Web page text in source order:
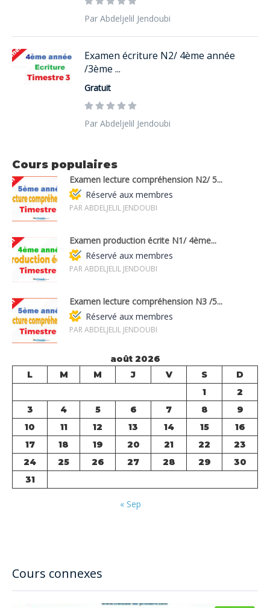
Cours connexes
Par Abdeljelil Jendoubi
Examen écriture N2/ 4ème année
/3ème ...
Gratuit
Par Abdeljelil Jendoubi
Cours populaires
Examen lecture compréhension N2/ 5...
Réservé aux membres
PAR ABDELJELIL JENDOUBI
Examen production écrite N1/ 4ème...
Réservé aux membres
PAR ABDELJELIL JENDOUBI
Examen lecture compréhension N3 /5...
Réservé aux membres
PAR ABDELJELIL JENDOUBI
août 2026
L
M M J V S
D
1
2
3
4 5 6 7 8
9
10
11 12 13 14 15
16
17
18 19 20 21 22
23
24
25 26 27 28 29
30
31
« Sep